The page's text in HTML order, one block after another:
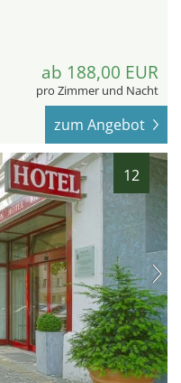
ab 188,00 EUR
pro Zimmer und Nacht
zum Angebot
12